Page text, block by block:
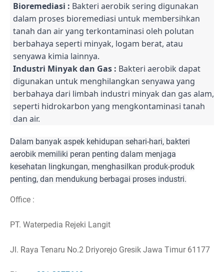
Bioremediasi : Bakteri aerobik sering digunakan
dalam proses bioremediasi untuk membersihkan
tanah dan air yang terkontaminasi oleh polutan
berbahaya seperti minyak, logam berat, atau
senyawa kimia lainnya.
Industri Minyak dan Gas : Bakteri aerobik dapat
digunakan untuk menghilangkan senyawa yang
berbahaya dari limbah industri minyak dan gas alam,
seperti hidrokarbon yang mengkontaminasi tanah
dan air.
Dalam banyak aspek kehidupan sehari-hari, bakteri
aerobik memiliki peran penting dalam menjaga
kesehatan lingkungan, menghasilkan produk-produk
penting, dan mendukung berbagai proses industri.
Office :
PT. Waterpedia Rejeki Langit
Jl. Raya Tenaru No.2 Driyorejo Gresik Jawa Timur 61177